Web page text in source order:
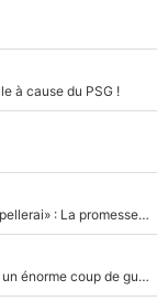
à cause du PSG !
Mercato - OM - «Dès que je prends un club, je t’appellerai» : La promesse de Marcelino au moment de claquer la porte
Victime de racisme contre Murray, Kyrgios pousse un énorme coup de gueule !